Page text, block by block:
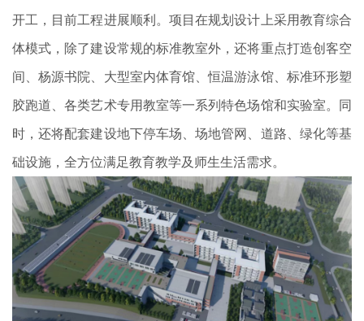
开工，目前工程进展顺利。项目在规划设计上采用教育综合
体模式，除了建设常规的标准教室外，还将重点打造创客空
间、杨源书院、大型室内体育馆、恒温游泳馆、标准环形塑
胶跑道、各类艺术专用教室等一系列特色场馆和实验室。同
时，还将配套建设地下停车场、场地管网、道路、绿化等基
础设施，全方位满足教育教学及师生生活需求。